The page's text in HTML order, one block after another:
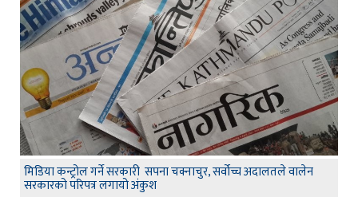
मिडिया कन्ट्रोल गर्ने सरकारी सपना चक्नाचुर, सर्वोच्च अदालतले वालेन
सरकारको परिपत्र लगायो अंकुश